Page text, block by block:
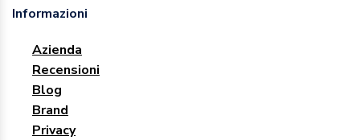
Informazioni
Azienda
Recensioni
Blog
Brand
Privacy